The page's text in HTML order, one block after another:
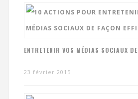
ENTRETENIR VOS MÉDIAS SOCIAUX DE
23 février 2015